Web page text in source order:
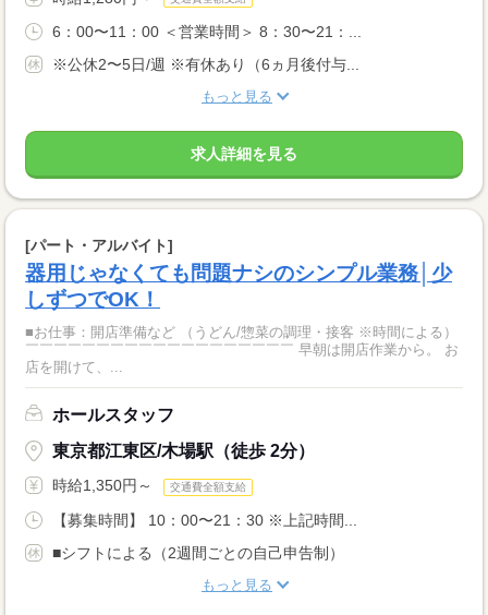
6：00〜11：00 ＜営業時間＞ 8：30〜21：...
※公休2〜5日/週 ※有休あり（6ヵ月後付与...
もっと見る
求人詳細を見る
[パート・アルバイト]
器用じゃなくても問題ナシのシンプル業務│少
しずつでOK！
■お仕事：開店準備など （うどん/惣菜の調理・接客 ※時間による）
￣￣￣￣￣￣￣￣￣￣￣￣￣￣￣￣￣￣￣ 早朝は開店作業から。 お
店を開けて、...
ホールスタッフ
東京都江東区/木場駅（徒歩 2分）
時給1,350円～ 交通費全額支給
【募集時間】 10：00〜21：30 ※上記時間...
■シフトによる（2週間ごとの自己申告制）
もっと見る